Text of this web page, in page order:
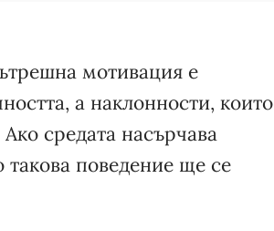
мотивация е
а наклонности, които
Ако средата насърчава
поведение ще се